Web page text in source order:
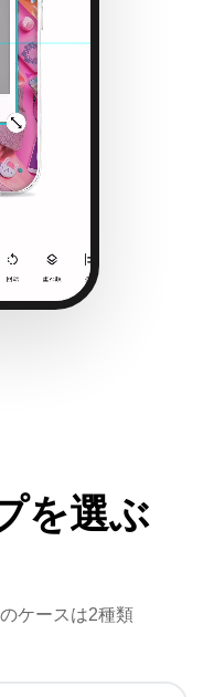
を選ぶ
ケースは2種類